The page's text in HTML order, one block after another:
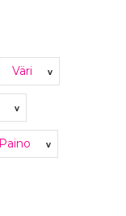
Väri v
v
Paino v